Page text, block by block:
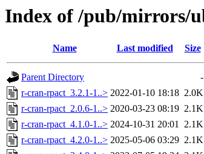
Index of /pub/mirrors/
Name Last modified Size
Parent Directory
-
r-cran-rpact_3.2.1-1..> 2022-01-10 18:18 2.0K
r-cran-rpact_2.0.6-1..> 2020-03-23 08:19 2.1K
r-cran-rpact_4.1.0-1..> 2024-10-31 20:01 2.1K
r-cran-rpact_4.2.0-1..> 2025-05-06 03:29 2.1K